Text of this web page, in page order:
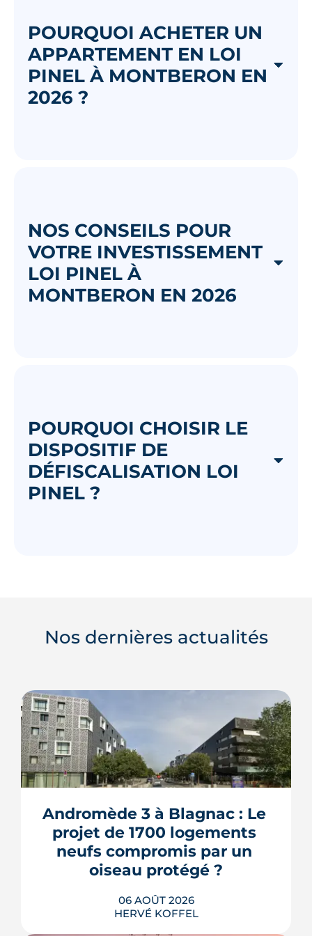
POURQUOI ACHETER UN
APPARTEMENT EN LOI
PINEL À MONTBERON EN
2026 ?
NOS CONSEILS POUR
VOTRE INVESTISSEMENT
LOI PINEL À
MONTBERON EN 2026
POURQUOI CHOISIR LE
DISPOSITIF DE
DÉFISCALISATION LOI
PINEL ?
Nos dernières actualités
Andromède 3 à Blagnac : Le
projet de 1700 logements
neufs compromis par un
oiseau protégé ?
06 AOÛT 2026
HERVÉ KOFFEL